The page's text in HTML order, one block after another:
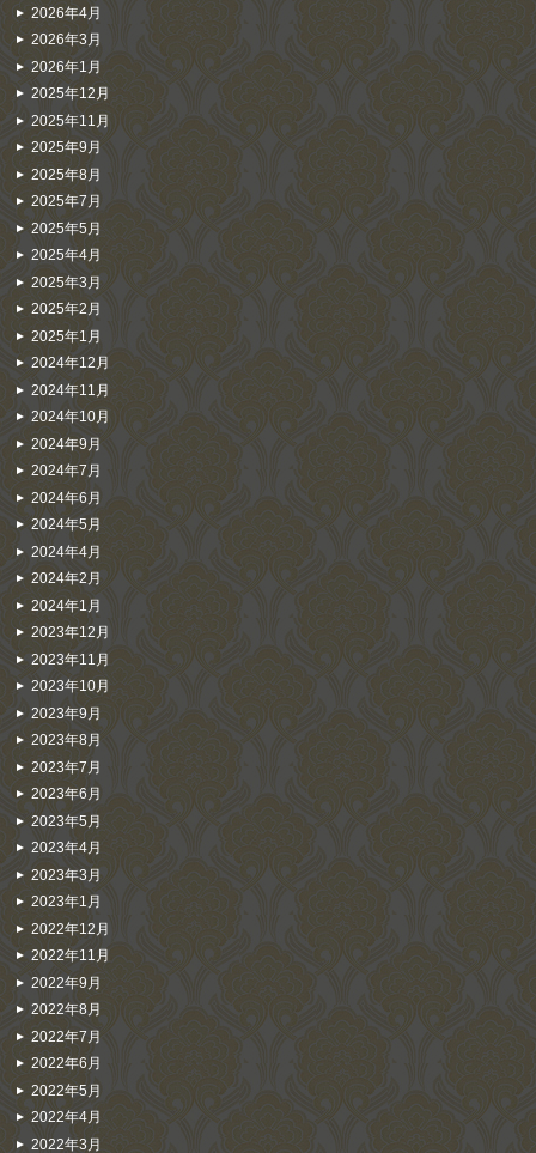
2026年4月
2026年3月
2026年1月
2025年12月
2025年11月
2025年9月
2025年8月
2025年7月
2025年5月
2025年4月
2025年3月
2025年2月
2025年1月
2024年12月
2024年11月
2024年10月
2024年9月
2024年7月
2024年6月
2024年5月
2024年4月
2024年2月
2024年1月
2023年12月
2023年11月
2023年10月
2023年9月
2023年8月
2023年7月
2023年6月
2023年5月
2023年4月
2023年3月
2023年1月
2022年12月
2022年11月
2022年9月
2022年8月
2022年7月
2022年6月
2022年5月
2022年4月
2022年3月